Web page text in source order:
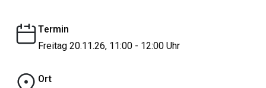
Termin
Freitag 20.11.26, 11:00 - 12:00 Uhr
Ort